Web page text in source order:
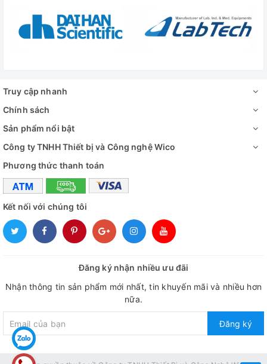
Emai: thietbiytewico@gmail.com
Truy cập nhanh
Chính sách
Sản phẩm nổi bật
Công ty TNHH Thiết bị và Công nghệ Wico
Phương thức thanh toán
Kết nối với chúng tôi
Đăng ký nhận nhiều ưu đãi
Nhận thông tin sản phẩm mới nhất, tin khuyến mãi và nhiều hơn
nữa.
Đăng ký